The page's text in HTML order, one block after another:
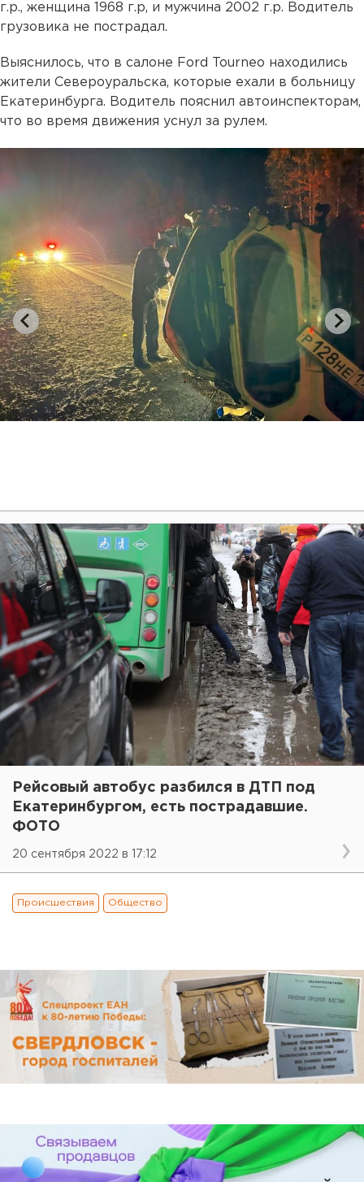
г.р., женщина 1968 г.р, и мужчина 2002 г.р. Водитель
грузовика не пострадал.
Выяснилось, что в салоне Ford Tourneo находились
жители Североуральска, которые ехали в больницу
Екатеринбурга. Водитель пояснил автоинспекторам,
что во время движения уснул за рулем.
Рейсовый автобус разбился в ДТП под
Екатеринбургом, есть пострадавшие.
ФОТО
20 сентября 2022 в 17:12
Происшествия Общество